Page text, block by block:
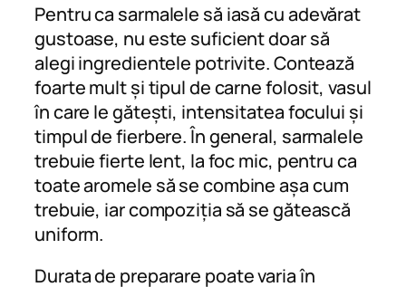
Pentru ca sarmalele să iasă cu adevărat
gustoase, nu este suficient doar să
alegi ingredientele potrivite. Contează
foarte mult și tipul de carne folosit, vasul
în care le gătești, intensitatea focului și
timpul de fierbere. În general, sarmalele
trebuie fierte lent, la foc mic, pentru ca
toate aromele să se combine așa cum
trebuie, iar compoziția să se gătească
uniform.
Durata de preparare poate varia în